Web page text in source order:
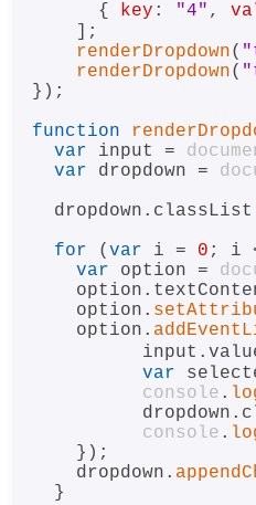
      {
key : "4" ,
    ];
renderDropdown(
renderDropdown(
});
function
var input =
var dropdown =
  dropdown.
classList
for ( var i = 0 ; i
var option =
    option.
    option.
    option.
          input.
var
console .
          dropdown.
console .
    });
    dropdown.
  }